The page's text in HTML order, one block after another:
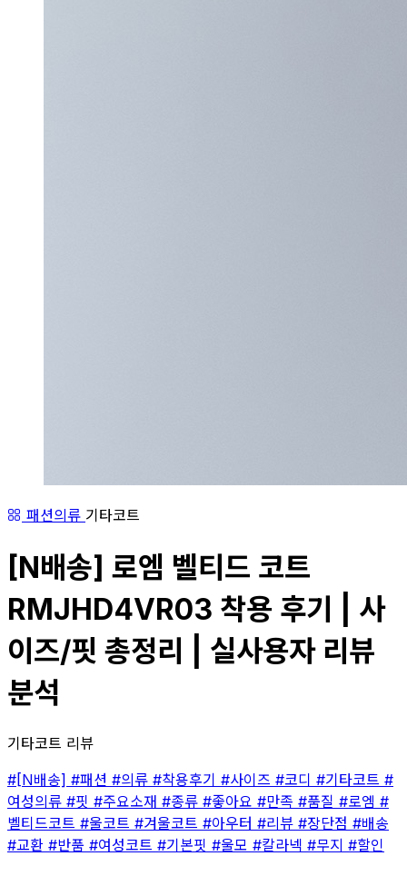
패션의류 기타코트
[N배송] 로엠 벨티드 코트
RMJHD4VR03 착용 후기 | 사
이즈/핏 총정리 | 실사용자 리뷰
분석
기타코트 리뷰
#[N배송] #패션 #의류 #착용후기 #사이즈 #코디 #기타코트 #
여성의류 #핏 #주요소재 #종류 #좋아요 #만족 #품질 #로엠 #
벨티드코트 #울코트 #겨울코트 #아우터 #리뷰 #장단점 #배송
#교환 #반품 #여성코트 #기본핏 #울모 #칼라넥 #무지 #할인